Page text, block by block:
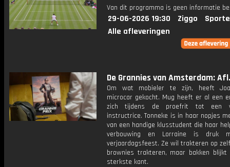
Van dit programma is geen informatie
29-06-2026 19:30 Ziggo
Alle afleveringen
De Grannies van Amsterdam:
Om wat mobieler te zijn, heeft
microcar gekocht. Mug heeft er al een
zich tijdens de proefrit tot een
instructrice. Tonneke is in haar nopjes
van een handige klusstudent die haar
verbouwing en Lorraine is druk
verjaardagsfeest. Ze wil trakteren op
brownies trakteren, maar bakken
sterkste kant.